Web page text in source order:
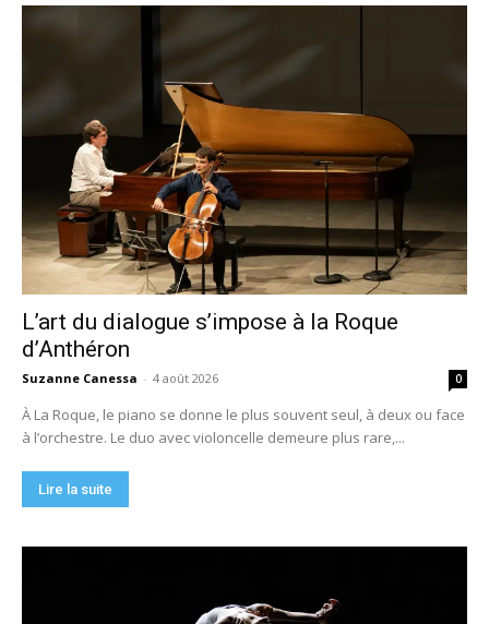
L’art du dialogue s’impose à la Roque
d’Anthéron
Suzanne Canessa - 4 août 2026 0
À La Roque, le piano se donne le plus souvent seul, à deux ou face
à l’orchestre. Le duo avec violoncelle demeure plus rare,...
Lire la suite